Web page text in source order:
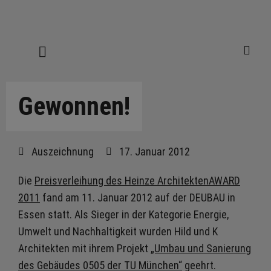
Gewonnen!
Auszeichnung 17. Januar 2012
Die Preisverleihung des Heinze ArchitektenAWARD
2011 fand am 11. Januar 2012 auf der DEUBAU in
Essen statt. Als Sieger in der Kategorie Energie,
Umwelt und Nachhaltigkeit wurden Hild und K
Architekten mit ihrem Projekt „Umbau und Sanierung
des Gebäudes 0505 der TU München“ geehrt.